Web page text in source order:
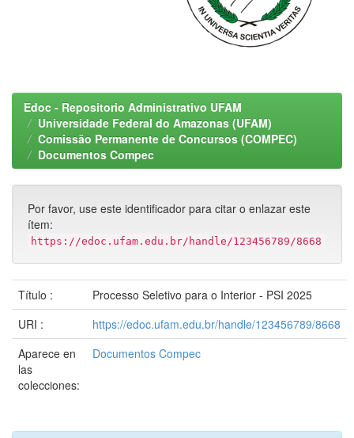
Edoc - Repositorio Administrativo UFAM
Universidade Federal do Amazonas (UFAM)
Comissão Permanente de Concursos (COMPEC)
Documentos Compec
Por favor, use este identificador para citar o enlazar este
ítem:
https://edoc.ufam.edu.br/handle/123456789/8668
Título :
Processo Seletivo para o Interior - PSI 2025
URI :
https://edoc.ufam.edu.br/handle/123456789/8668
Aparece en
las
colecciones:
Documentos Compec